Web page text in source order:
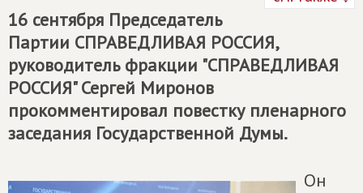
16 сентября Председатель
Партии СПРАВЕДЛИВАЯ РОССИЯ,
руководитель фракции "СПРАВЕДЛИВАЯ
РОССИЯ" Сергей Миронов
прокомментировал повестку пленарного
заседания Государственной Думы.
Он